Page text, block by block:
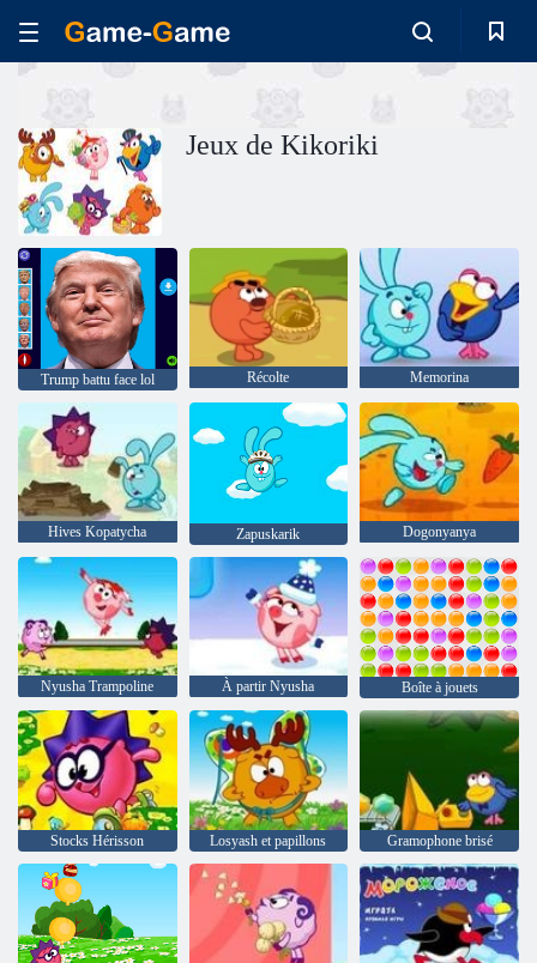
Jeux de Kikoriki
Trump battu face lol Récolte Memorina
Hives Kopatycha Zapuskarik Dogonyanya
Nyusha Trampoline À partir Nyusha Boîte à jouets
Stocks Hérisson Losyash et papillons Gramophone brisé